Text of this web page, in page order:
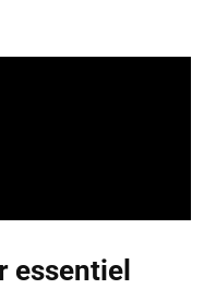
essentiel